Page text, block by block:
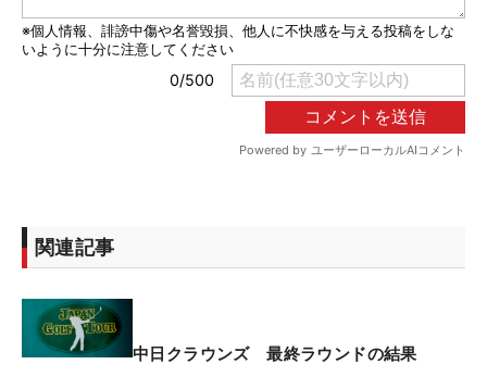
関連記事
中日クラウンズ 最終ラウンドの結果